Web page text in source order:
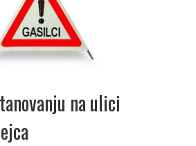
na ulici